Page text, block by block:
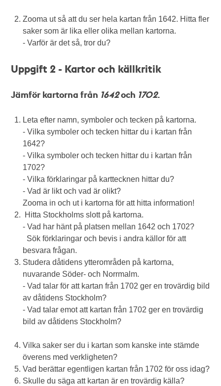
Zooma ut så att du ser hela kartan från 1642. Hitta fler
saker som är lika eller olika mellan kartorna.
- Varför är det så, tror du?
Uppgift 2 - Kartor och källkritik
Jämför kartorna från 1642och 1702.
Leta efter namn, symboler och tecken på kartorna.
- Vilka symboler och tecken hittar du i kartan från
1642?
- Vilka symboler och tecken hittar du i kartan från
1702?
- Vilka förklaringar på karttecknen hittar du?
- Vad är likt och vad är olikt?
Zooma in och ut i kartorna för att hitta information!
Hitta Stockholms slott på kartorna.
- Vad har hänt på platsen mellan 1642 och 1702?
Sök förklaringar och bevis i andra källor för att
besvara frågan.
Studera dåtidens ytterområden på kartorna,
nuvarande Söder- och Norrmalm.
- Vad talar för att kartan från 1702 ger en trovärdig bild
av dåtidens Stockholm?
- Vad talar emot att kartan från 1702 ger en trovärdig
bild av dåtidens Stockholm?
Vilka saker ser du i kartan som kanske inte stämde
överens med verkligheten?
Vad berättar egentligen kartan från 1702 för oss idag?
Skulle du säga att kartan är en trovärdig källa?